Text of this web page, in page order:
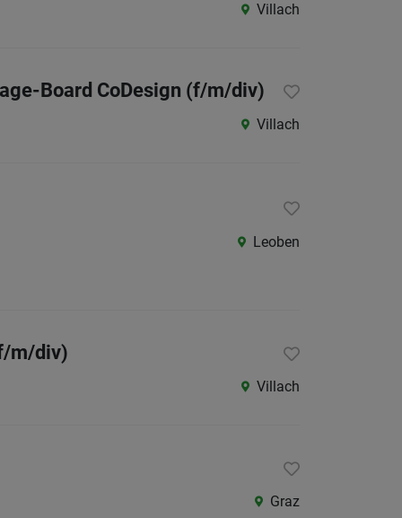
Villach
Board CoDesign (f/m/div)
Villach
Leoben
m/div)
Villach
Graz